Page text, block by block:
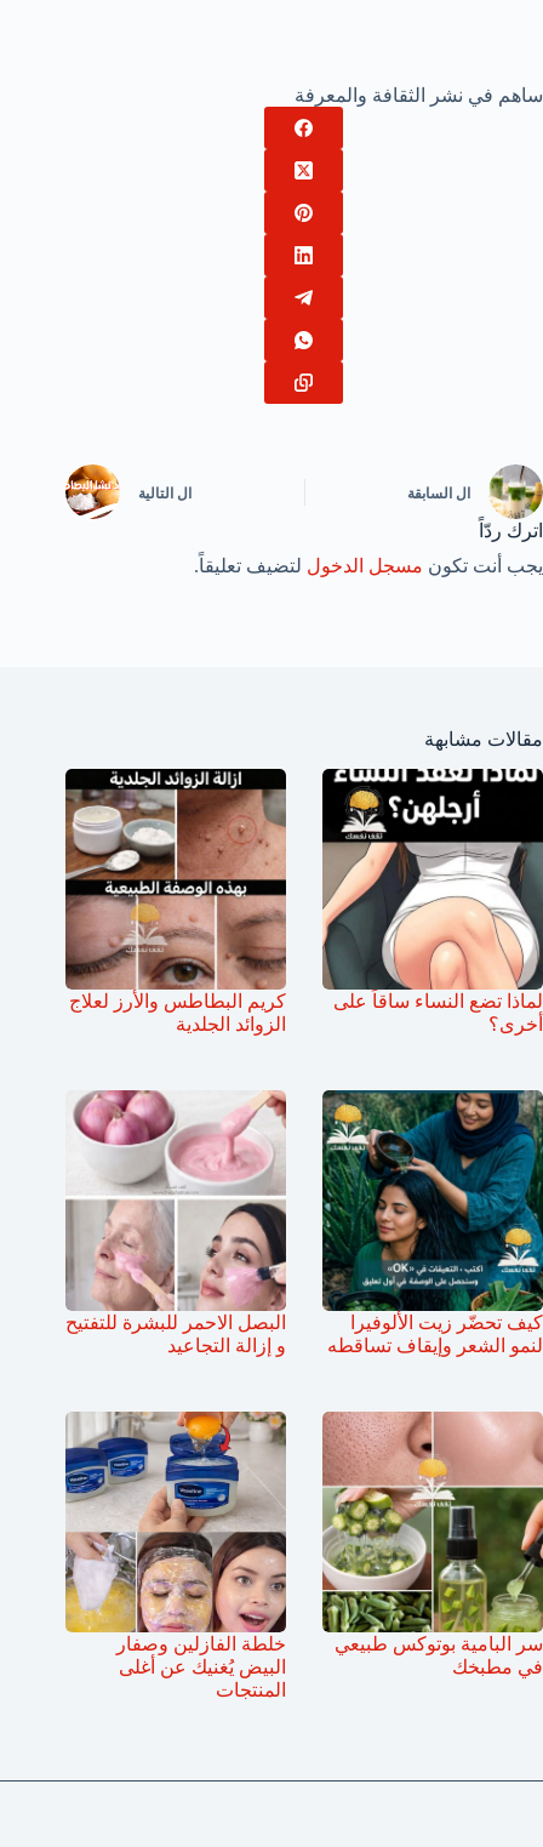
ساهم في نشر الثقافة والمعرفة
ال السابقة ال التالية
اترك ردّاً
يجب أنت تكون مسجل الدخول لتضيف تعليقاً.
مقالات مشابهة
لماذا تضع النساء ساقاً على
أخرى؟
كريم البطاطس والأرز لعلاج
الزوائد الجلدية
كيف تحضّر زيت الألوفيرا
لنمو الشعر وإيقاف تساقطه
البصل الاحمر للبشرة للتفتيح
و إزالة التجاعيد
سر البامية بوتوكس طبيعي
في مطبخك
خلطة الفازلين وصفار
البيض يُغنيك عن أغلى
المنتجات